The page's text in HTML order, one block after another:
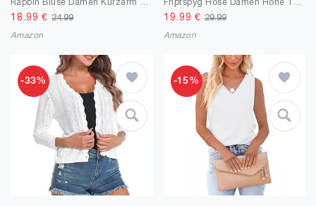
18.99 €24.99
Amazon
19.99 € 29.99
Amazon
-33% -15%